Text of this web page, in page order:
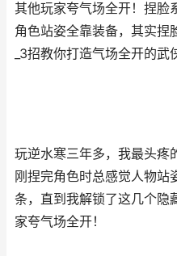
其他玩家夸气场全开！捏脸
角色站姿全靠装备，其实捏
_3招教你打造气场全开的武
玩逆水寒三年多，我最头疼
刚捏完角色时总感觉人物站
条，直到我解锁了这几个隐
家夸气场全开！